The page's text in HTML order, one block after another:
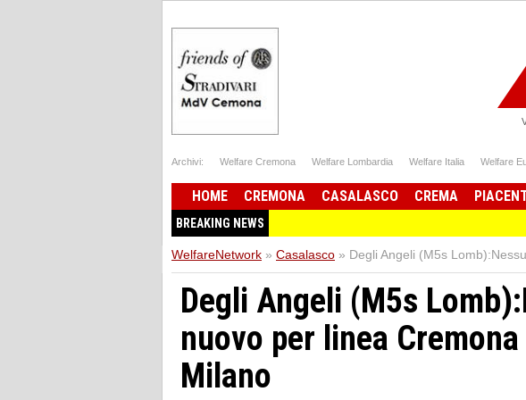
Archivi: Welfare Cremona Welfare Lombardia Welfare Italia Welfare
HOME CREMONA CASALASCO CREMA
BREAKING NEWS
WelfareNetwork » Casalasco » Degli Angeli (M5s
Degli Angeli (M5s
nuovo per linea
Milano